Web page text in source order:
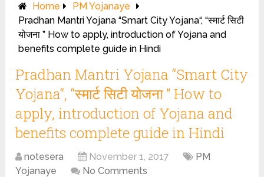
Home
PM Yojanaye
Pradhan Mantri Yojana “Smart City Yojana“, “स्मार्ट सिटी
योजना ” How to apply, introduction of Yojana and
benefits complete guide in Hindi
Pradhan Mantri Yojana “Smart City
Yojana“, “स्मार्ट सिटी योजना ” How to
apply, introduction of Yojana and
benefits complete guide in Hindi
notesera November 1, 2017
PM
Yojanaye
No Comments